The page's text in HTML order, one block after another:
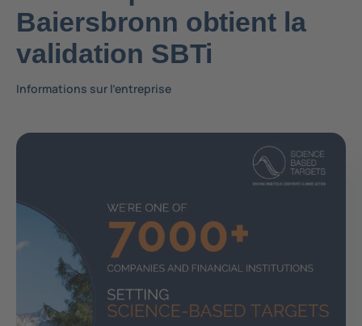
Carrière
Contact
Baiersbronn obtient la
validation SBTi
Informations sur l'entreprise